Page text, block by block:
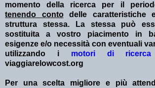
momento della ricerca per il
tenendo contodelle caratteristiche
struttura stessa. La stessa può
sostituita a vostro piacimento in
esigenze e/o necessità con eventuali
utilizzando i motori di ricerca
viaggiarelowcost.org
Per una scelta migliore e più